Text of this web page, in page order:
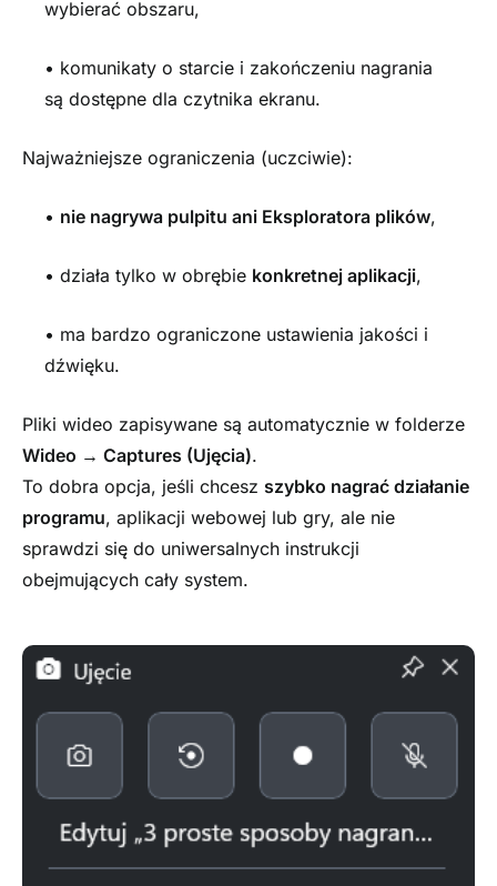
wybierać obszaru,
• komunikaty o starcie i zakończeniu nagrania
są dostępne dla czytnika ekranu.
Najważniejsze ograniczenia (uczciwie):
• nie nagrywa pulpitu ani Eksploratora plików,
• działa tylko w obrębie konkretnej aplikacji,
• ma bardzo ograniczone ustawienia jakości i
dźwięku.
Pliki wideo zapisywane są automatycznie w folderze
Wideo → Captures (Ujęcia).
To dobra opcja, jeśli chcesz szybko nagrać działanie
programu, aplikacji webowej lub gry, ale nie
sprawdzi się do uniwersalnych instrukcji
obejmujących cały system.